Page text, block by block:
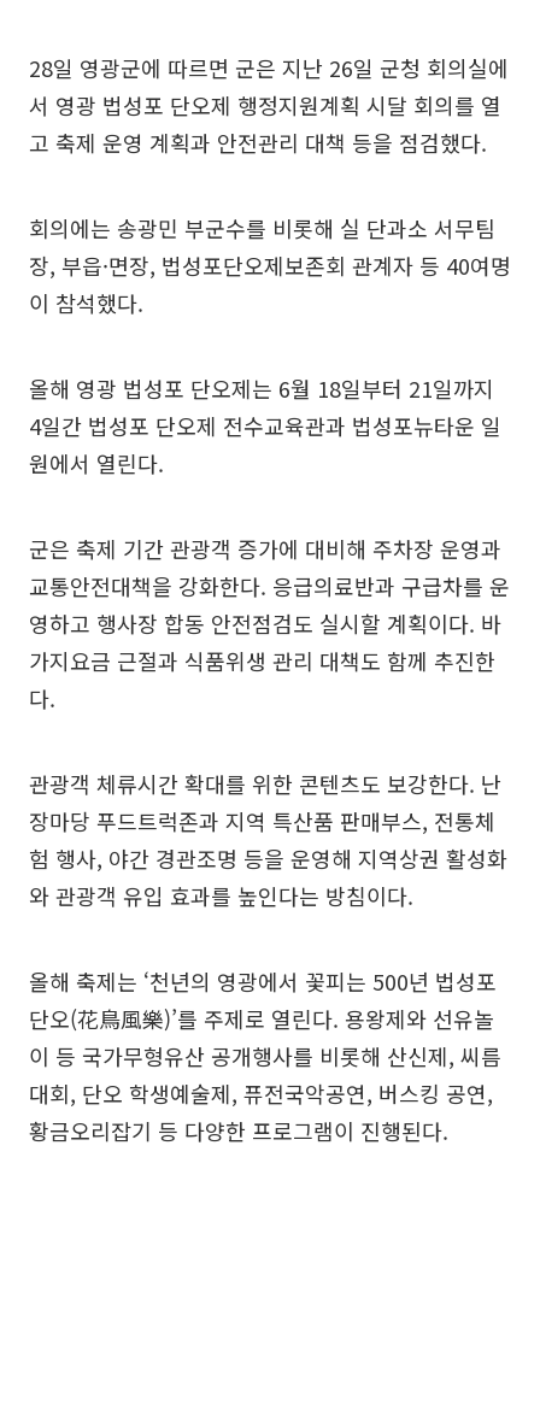
28일 영광군에 따르면 군은 지난 26일 군청 회의실에
서 영광 법성포 단오제 행정지원계획 시달 회의를 열
고 축제 운영 계획과 안전관리 대책 등을 점검했다.
회의에는 송광민 부군수를 비롯해 실 단과소 서무팀
장, 부읍·면장, 법성포단오제보존회 관계자 등 40여명
이 참석했다.
올해 영광 법성포 단오제는 6월 18일부터 21일까지
4일간 법성포 단오제 전수교육관과 법성포뉴타운 일
원에서 열린다.
군은 축제 기간 관광객 증가에 대비해 주차장 운영과
교통안전대책을 강화한다. 응급의료반과 구급차를 운
영하고 행사장 합동 안전점검도 실시할 계획이다. 바
가지요금 근절과 식품위생 관리 대책도 함께 추진한
다.
관광객 체류시간 확대를 위한 콘텐츠도 보강한다. 난
장마당 푸드트럭존과 지역 특산품 판매부스, 전통체
험 행사, 야간 경관조명 등을 운영해 지역상권 활성화
와 관광객 유입 효과를 높인다는 방침이다.
올해 축제는 ‘천년의 영광에서 꽃피는 500년 법성포
단오(花鳥風樂)’를 주제로 열린다. 용왕제와 선유놀
이 등 국가무형유산 공개행사를 비롯해 산신제, 씨름
대회, 단오 학생예술제, 퓨전국악공연, 버스킹 공연,
황금오리잡기 등 다양한 프로그램이 진행된다.